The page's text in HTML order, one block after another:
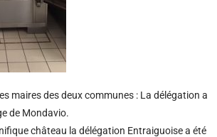
maires des deux communes : La délégation a
de Mondavio.
château la délégation Entraiguoise a été